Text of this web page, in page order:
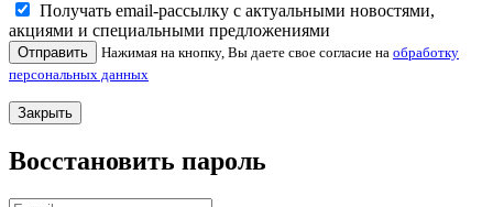
Получать email-рассылку с актуальными новостями,
акциями и специальными предложениями
Отправить Нажимая на кнопку, Вы даете свое согласие на обработку
персональных данных
Закрыть
Восстановить пароль